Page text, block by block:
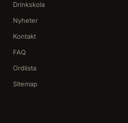
Drinkskola
Nyheter
Kontakt
FAQ
Ordlista
Sitemap